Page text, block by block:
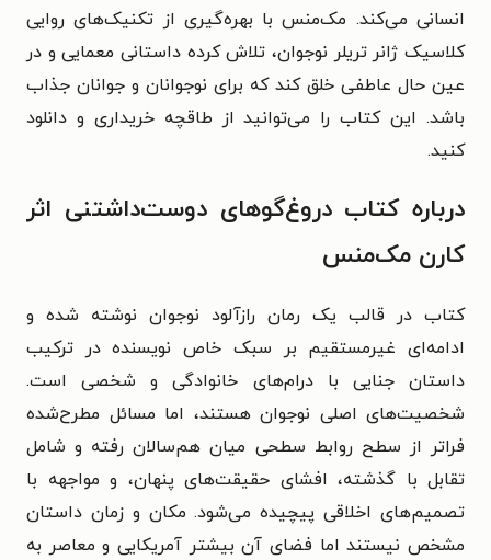
انسانی می‌کند. مک‌منس با بهره‌گیری از تکنیک‌های روایی
کلاسیک ژانر تریلر نوجوان، تلاش کرده داستانی معمایی و در
عین حال عاطفی خلق کند که برای نوجوانان و جوانان جذاب
باشد. این کتاب را می‌توانید از طاقچه خریداری و دانلود
کنید.
درباره کتاب دروغ‌گوهای دوست‌داشتنی اثر
کارن مک‌منس
کتاب در قالب یک رمان رازآلود نوجوان نوشته شده و
ادامه‌ای غیرمستقیم بر سبک خاص نویسنده در ترکیب
داستان جنایی با درام‌های خانوادگی و شخصی است.
شخصیت‌های اصلی نوجوان هستند، اما مسائل مطرح‌شده
فراتر از سطح روابط سطحی میان هم‌سالان رفته و شامل
تقابل با گذشته، افشای حقیقت‌های پنهان، و مواجهه با
تصمیم‌های اخلاقی پیچیده می‌شود. مکان و زمان داستان
مشخص نیستند اما فضای آن بیشتر آمریکایی و معاصر به